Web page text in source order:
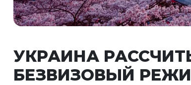
УКРАИНА
БЕЗВИЗОВЫЙ